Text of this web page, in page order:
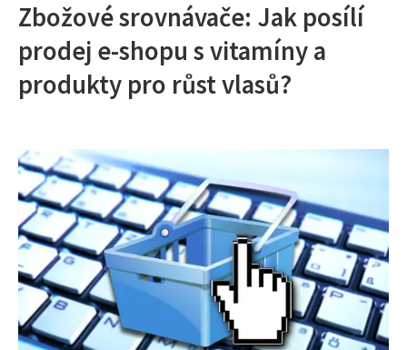
Zbožové srovnávače: Jak posílí
prodej e-shopu s vitamíny a
produkty pro růst vlasů?